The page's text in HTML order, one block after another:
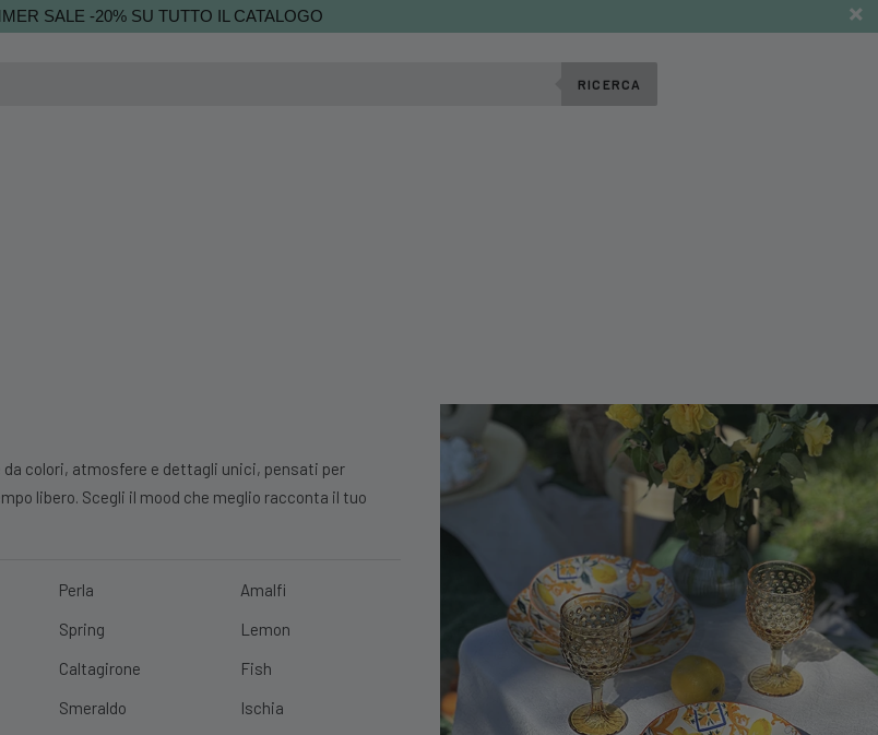
SALE -20% SU TUTTO IL CATALOGO
RICERCA
colori, atmosfere e dettagli unici, pensati per
libero. Scegli il mood che meglio racconta il tuo
Perla
Spring
Caltagirone
Smeraldo
Amalfi
Lemon
Fish
Ischia
SCOPRI|SPEDIZIONE GRATUITA CON UN ORDINE MINIMO DI 99€